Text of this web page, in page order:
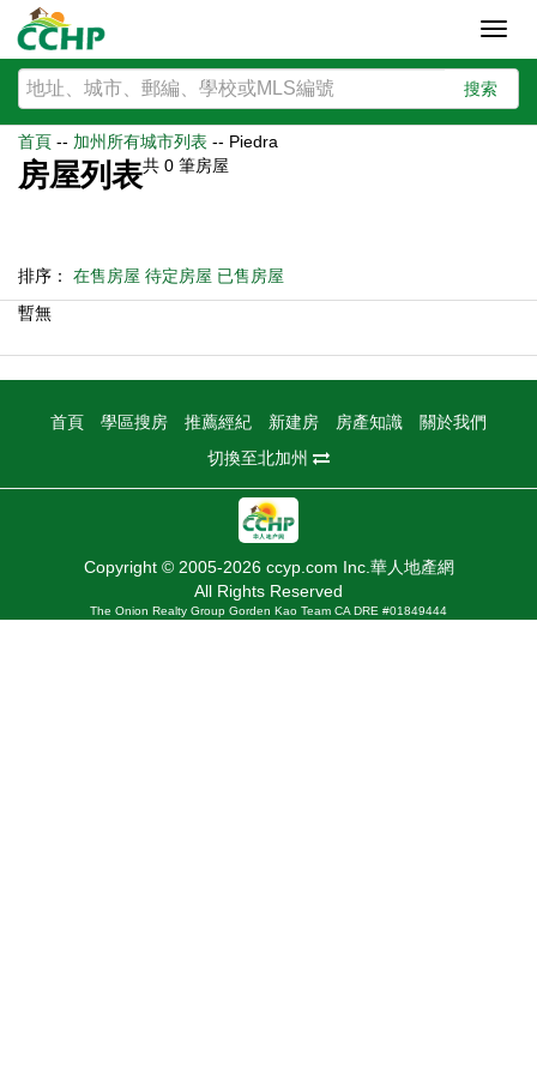
搜索
首頁 -- 加州所有城市列表 -- Piedra
房屋列表共 0 筆房屋
排序： 在售房屋 待定房屋 已售房屋
暫無
首頁 學區搜房 推薦經紀 新建房 房產知識
關於我們
切換至北加州
Copyright © 2005-2026 ccyp.com Inc.華人地產網
All Rights Reserved
The Onion Realty Group Gorden Kao Team CA DRE #01849444